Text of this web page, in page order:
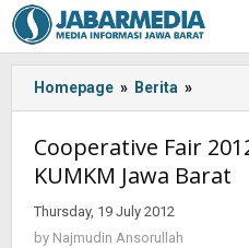
Skip
to
content
Homepage » Berita »
-:IN-
Fair
Cooperative Fair
KUMKM Jawa Barat
Thursday, 19 July 2012
by Najmudin Ansorullah